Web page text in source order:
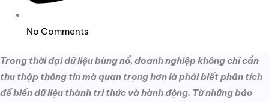
No Comments
Trong thời đại dữ liệu bùng nổ, doanh nghiệp không chỉ cần
thu thập thông tin mà quan trọng hơn là phải biết phân tích
để biến dữ liệu thành tri thức và hành động. Từ những báo